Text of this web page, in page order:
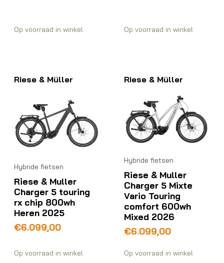
Op voorraad in winkel Op voorraad in winkel
Riese & Müller
Hybride fietsen
Riese & Muller
Charger 5 touring
rx chip 800wh
Heren 2025
€6.099,00
Op voorraad in winkel
Riese & Müller
Hybride fietsen
Riese & Muller
Charger 5 Mixte
Vario Touring
comfort 600wh
Mixed 2026
€6.099,00
Op voorraad in winkel